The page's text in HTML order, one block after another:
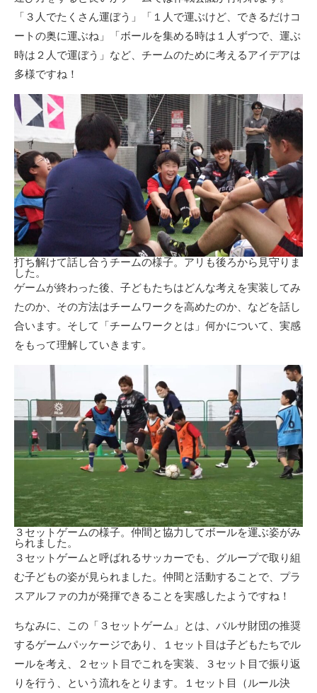
「３人でたくさん運ぼう」「１人で運ぶけど、できるだけコ
ートの奥に運ぶね」「ボールを集める時は１人ずつで、運ぶ
時は２人で運ぼう」など、チームのために考えるアイデアは
多様ですね！
打ち解けて話し合うチームの様子。アリも後ろから見守りま
した。
ゲームが終わった後、子どもたちはどんな考えを実装してみ
たのか、その方法はチームワークを高めたのか、などを話し
合います。そして「チームワークとは」何かについて、実感
をもって理解していきます。
３セットゲームの様子。仲間と協力してボールを運ぶ姿がみ
られました。
３セットゲームと呼ばれるサッカーでも、グループで取り組
む子どもの姿が見られました。仲間と活動することで、プラ
スアルファの力が発揮できることを実感したようですね！
ちなみに、この「３セットゲーム」とは、バルサ財団の推奨
するゲームパッケージであり、１セット目は子どもたちでル
ールを考え、２セット目でこれを実装、３セット目で振り返
りを行う、という流れをとります。１セット目（ルール決